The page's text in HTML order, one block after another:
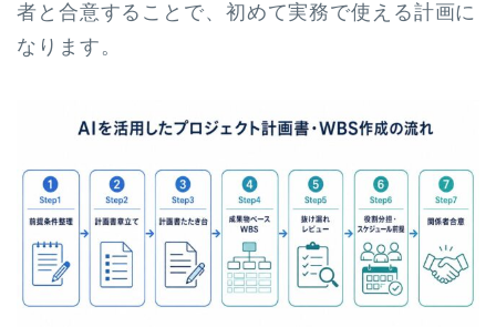
者と合意することで、初めて実務で使える計画に
なります。